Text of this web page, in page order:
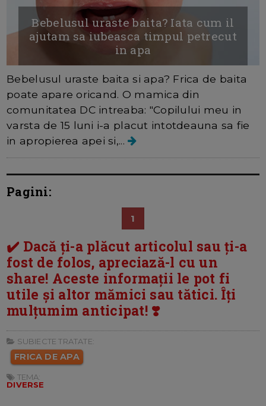
Bebelusul uraste baita? Iata cum il
ajutam sa iubeasca timpul petrecut
in apa
Bebelusul uraste baita si apa? Frica de baita
poate apare oricand. O mamica din
comunitatea DC intreaba: "Copilului meu in
varsta de 15 luni i-a placut intotdeauna sa fie
in apropierea apei si,...
Pagini:
1
✔️ Dacă ți-a plăcut articolul sau ți-a
fost de folos, apreciază-l cu un
share! Aceste informații le pot fi
utile și altor mămici sau tătici. Îți
mulțumim anticipat! ❣️
SUBIECTE TRATATE:
FRICA DE APA
TEMA:
DIVERSE